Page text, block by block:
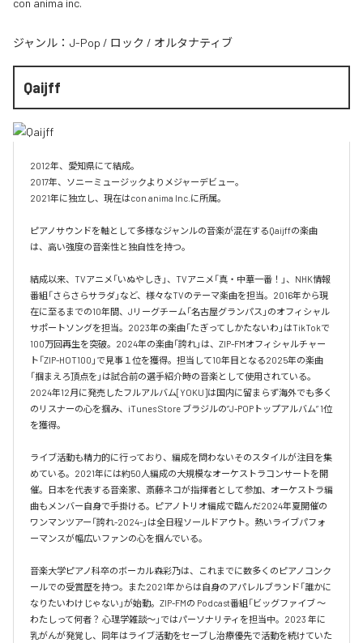
ジャンル： J-Pop / ロック / オルタナティブ
Qaijff
2012年、愛知県にて結成。
2017年、ソニーミュージックよりメジャーデビュー。
2021年に独立し、現在はcon anima Inc.に所属。
ピアノサウンドを軸として多様なジャンルの音楽が混在するQaijffの楽曲
は、高い強度の音楽性と独自性を持つ。
結成以来、TVアニメ「いぬやしき」、TVアニメ「真・中華一番！」、NHK情報
番組「さらさらサラダ」など、様々なTVのテーマ楽曲を担当。2016年から現
在に至るまでの10年間、Jリーグチーム「名古屋グランパス」のオフィシャル
サポートソングを担当。2023年の楽曲「たぎってしかたないわ」はTikTokで
100万回再生を突破。2024年の楽曲「誇れ」は、ZIP-FMオフィシャルチャー
ト「ZIP-HOT100」で見事１位を獲得。担当して10年目となる2025年の楽曲
「掴まえろ頂点を」は試合前の選手紹介時の音楽として使用されている。
2024年12月に発売したフルアルバム[YOKU]は国内に留まらず海外でも多く
のリスナーの心を掴み、iTunes Store ブラジルの”J-POPトップアルバム” 1位
を獲得。
ライブ活動も精力的に行っており、編成を問わないそのスタイルが注目を集
めている。2021年には約50人編成の大規模なオーケストラコンサートを開
催。日本を代表する音楽家、斎藤ネコが指揮者として参加、オーケストラ編
曲もメンバー自身で手掛ける。ピアノトリオ編成で臨んだ2024年夏開催の
ワンマンツアー「誇れ-2024-」は全日程ソールドアウト。熱いライブパフォ
ーマンスが幅広いファンの心を掴んでいる。
音楽大学ピアノ科卒のボーカル森彩乃は、これまでに数多くのピアノコンク
ールでの受賞歴を持つ。また2021年からは自身のアパレルブランド「誰かに
なりたいわけじゃない」が始動。ZIP-FMの Podcast番組「ビッグファイブ 〜
わたしって何者？ 心理学雑談〜」ではパーソナリティを担当中。2023 年に
乳がんが発覚し、同年はライブ活動をセーブし治療優先で活動を続けていた